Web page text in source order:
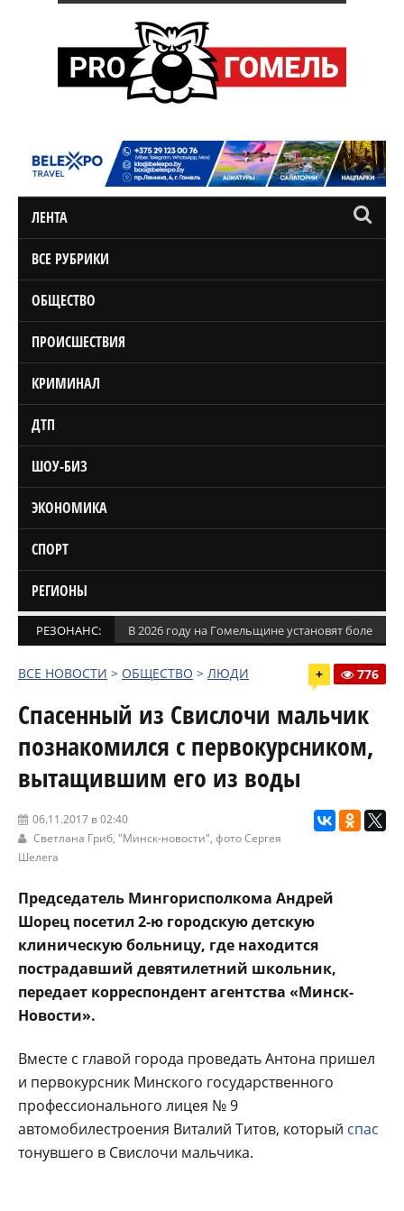
ЛЕНТА
ВСЕ РУБРИКИ
ОБЩЕСТВО
ПРОИСШЕСТВИЯ
КРИМИНАЛ
ДТП
ШОУ-БИЗ
ЭКОНОМИКА
СПОРТ
РЕГИОНЫ
РЕЗОНАНС: В 2026 году на Гомельщине установят более
ВСЕ НОВОСТИ > ОБЩЕСТВО > ЛЮДИ + 776
Спасенный из Свислочи мальчик
познакомился с первокурсником,
вытащившим его из воды
06.11.2017 в 02:40
Светлана Гриб, "Минск-новости", фото Сергея
Шелега
Председатель Мингорисполкома Андрей
Шорец посетил 2-ю городскую детскую
клиническую больницу, где находится
пострадавший девятилетний школьник,
передает корреспондент агентства «Минск-
Новости».
Вместе с главой города проведать Антона пришел
и первокурсник Минского государственного
профессионального лицея № 9
автомобилестроения Виталий Титов, который спас
тонувшего в Свислочи мальчика.